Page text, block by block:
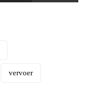
vervoer